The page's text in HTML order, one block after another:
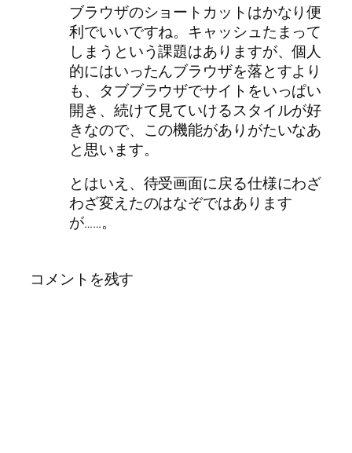
ブラウザのショートカットはかなり便
利でいいですね。キャッシュたまって
しまうという課題はありますが、個人
的にはいったんブラウザを落とすより
も、タブブラウザでサイトをいっぱい
開き、続けて見ていけるスタイルが好
きなので、この機能がありがたいなあ
と思います。
とはいえ、待受画面に戻る仕様にわざ
わざ変えたのはなぞではあります
が……。
コメントを残す